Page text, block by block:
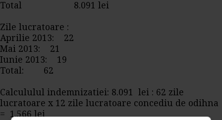
Total 8.091 lei
Zile lucratoare :
Aprilie 2013: 22
Mai 2013: 21
Iunie 2013: 19
Total: 62
Calcululul indemnizatiei: 8.091 lei : 62 zile
lucratoare x 12 zile lucratoare concediu de odihna
= 1.566 lei